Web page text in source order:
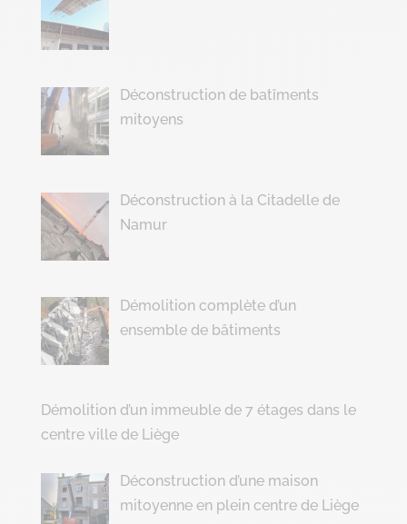
Déconstruction de batîments
mitoyens
Déconstruction à la Citadelle de
Namur
Démolition complète d’un
ensemble de bâtiments
Démolition d’un immeuble de 7 étages dans le
centre ville de Liège
Déconstruction d’une maison
mitoyenne en plein centre de Liège